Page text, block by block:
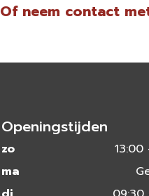
Of neem contact
Openingstijden
zo
13:00
ma